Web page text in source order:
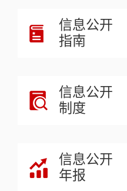
信息公开
指南
信息公开
制度
信息公开
年报